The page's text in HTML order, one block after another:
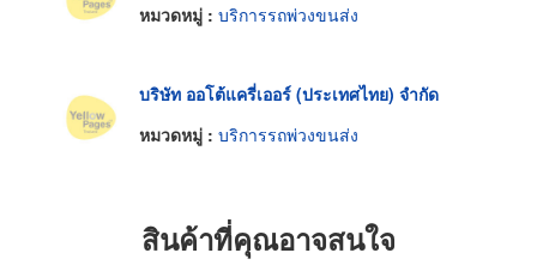
หมวดหมู่ : บริการรถพ่วงขนส่ง
บริษัท ออโต้แครี่เออร์ (ประเทศไทย) จำกัด
หมวดหมู่ : บริการรถพ่วงขนส่ง
สินค้าที่คุณอาจสนใจ